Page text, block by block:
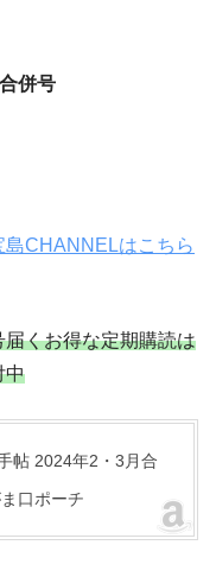
併号
島CHANNELはこちら
届くお得な定期購読は
中
帖 2024年2・3月合
口ポーチ